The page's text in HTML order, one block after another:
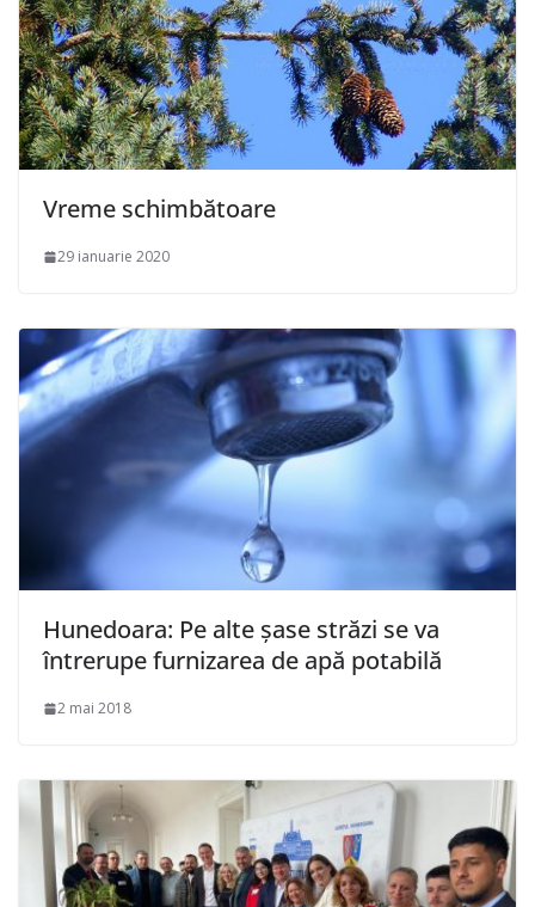
Vreme schimbătoare
29 ianuarie 2020
Hunedoara: Pe alte șase străzi se va
întrerupe furnizarea de apă potabilă
2 mai 2018